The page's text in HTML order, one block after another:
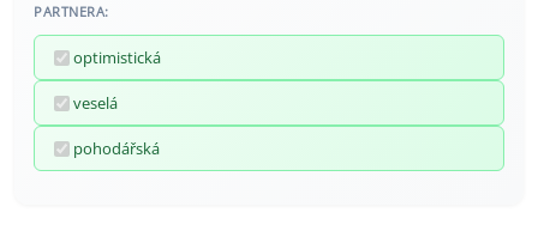
PARTNERA:
optimistická
veselá
pohodářská